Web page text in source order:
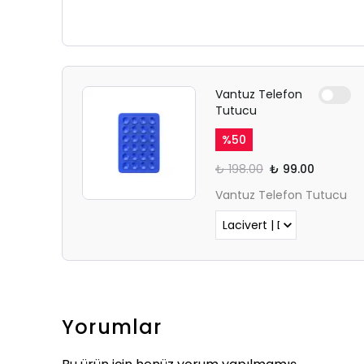
Vantuz Telefon
Tutucu
%50
₺ 198.00 ₺ 99.00
Vantuz Telefon Tutucu
Yorumlar